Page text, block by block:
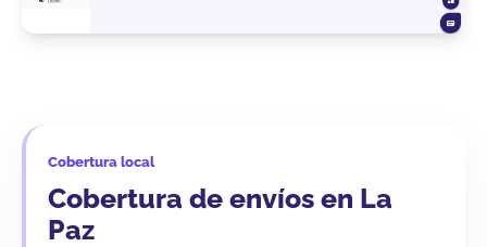
Cobertura local
Cobertura de envíos en La
Paz